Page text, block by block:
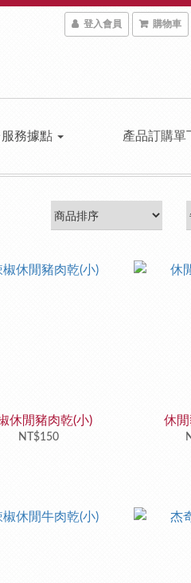
登入會員 購物車
務據點 產品訂購單
休閒豬肉乾(小)
NT$150
休